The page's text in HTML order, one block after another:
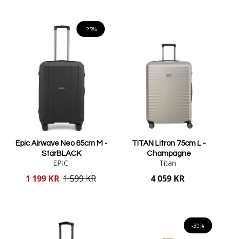
-25%
Epic Airwave Neo 65cm M -
StarBLACK
EPIC
Reducerat
1 199 KR 1 599 KR
TITAN Litron 75cm L -
Champagne
Titan
4 059 KR
-30%